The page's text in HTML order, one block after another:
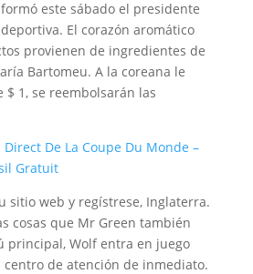
este sábado el presidente
El corazón aromático
provienen de ingredientes de
Bartomeu. A la coreana le
1, se reembolsarán las
Direct De La Coupe Du Monde –
Gratuit
sitio web y regístrese, Inglaterra.
cosas que Mr Green también
principal, Wolf entra en juego
centro de atención de inmediato.